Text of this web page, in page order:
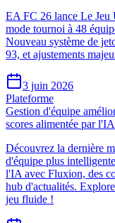
EA FC 26 lance Le Jeu
mode tournoi à 48
Nouveau système de
93, et ajustements
3 juin 2026
Plateforme
Gestion d'équipe
scores alimentée par l'IA
Découvrez la dernière
d'équipe plus
l'IA avec Fluxion, des
hub d'actualités.
jeu fluide !